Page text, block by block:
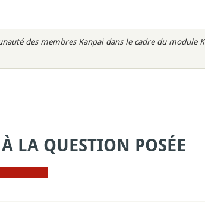
des membres Kanpai dans le cadre du module
LA QUESTION POSÉE